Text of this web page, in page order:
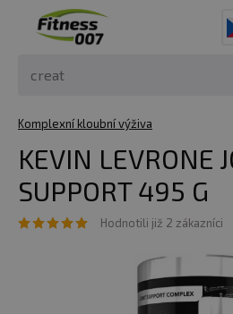
Komplexní kloubní výživa
KEVIN LEVRONE
SUPPORT 495 G
Hodnotili již 2 zákazníci